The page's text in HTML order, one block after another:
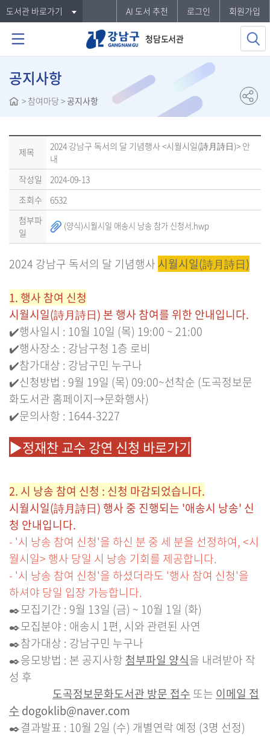
도서관 바로가기 AI 도서 추천 로그인 회원가입
청담도서관
공지사항
> 참여마당> 공지사항
제목
2024 강남구 독서의 달 기념행사 <시월시일(詩月詩日)> 안
내
작성일
2024-09-13
조회수
6532
첨부파
일
(양식)시월시일 애송시 낭송 참가 신청서.hwp
2024 강남구 독서의 달 기념행사 시월시일(詩月詩日)
1. 행사 참여 신청
시월시일(詩月詩日) 본 행사 참여를 위한 안내입니다.
✔️행사일시 : 10월 10일 (목) 19:00 ~ 21:00
✔️행사장소 : 강남구청 1층 로비
✔️참가대상 : 강남구민 누구나
✔️신청방법 : 9월 19일 (목) 09:00~선착순 (도곡정보문
화도서관 홈페이지→문화행사)
✔️문의사항 : 1644-3227
▶정재찬 교수 강연 신청 바로가기
2. 시 낭송 참여 신청 : 신청 마감되었습니다.
시월시일(詩月詩日) 행사 중 진행되는 '애송시 낭송' 신
청 안내입니다.
- '시 낭송 참여 신청'을 하신 분 중 세 분을 선정하여, <시
월시일> 행사 당일 시 낭송 기회를 제공합니다.
- '시 낭송 참여 신청'을 하셨더라도 '행사 참여 신청'을
하셔야 당일 입장 가능합니다.
✒️모집기간 : 9월 13일 (금) ~ 10월 1일 (화)
✒️모집분야 : 애송시 1편, 시와 관련된 사연
✒️참가대상 : 강남구민 누구나
✒️응모방법 : 본 공지사항 첨부파일 양식을 내려받아 작
성 후
도곡정보문화도서관 방문 접수 또는 이메일 접
수 dogoklib@naver.com
✒️결과발표 : 10월 2일 (수) 개별연락 예정 (3명 선정)